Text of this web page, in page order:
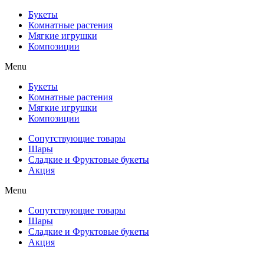
Букеты
Комнатные растения
Мягкие игрушки
Композиции
Menu
Букеты
Комнатные растения
Мягкие игрушки
Композиции
Сопутствующие товары
Шары
Сладкие и Фруктовые букеты
Акция
Menu
Сопутствующие товары
Шары
Сладкие и Фруктовые букеты
Акция